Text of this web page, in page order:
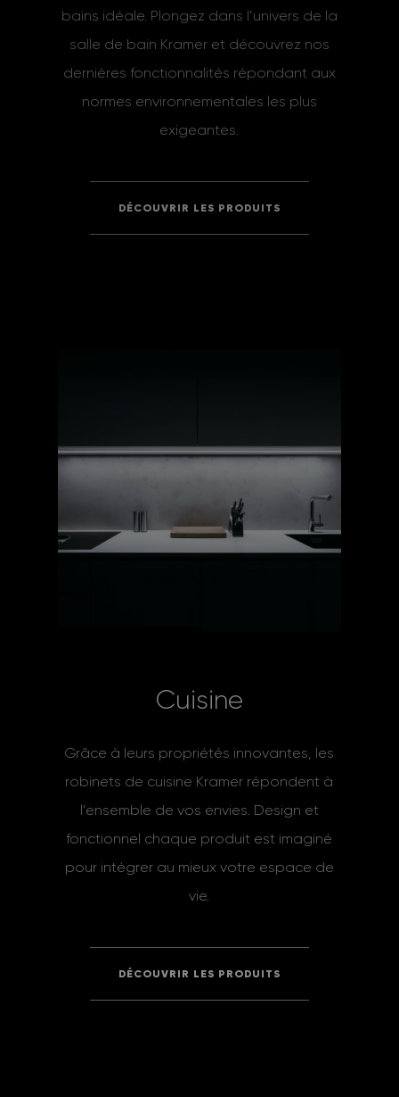
bains idéale. Plongez dans l’univers de la
salle de bain Kramer et découvrez nos
dernières fonctionnalités répondant aux
normes environnementales les plus
exigeantes.
DÉCOUVRIR LES PRODUITS
Cuisine
Grâce à leurs propriétés innovantes, les
robinets de cuisine Kramer répondent à
l’ensemble de vos envies. Design et
fonctionnel chaque produit est imaginé
pour intégrer au mieux votre espace de
vie.
DÉCOUVRIR LES PRODUITS